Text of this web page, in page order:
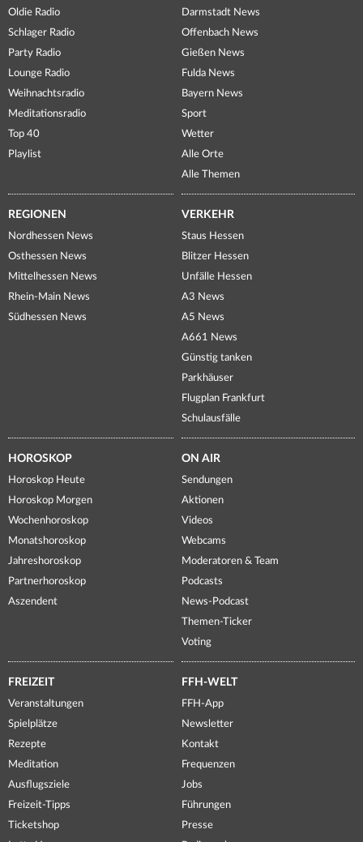
Oldie Radio
Schlager Radio
Party Radio
Lounge Radio
Weihnachtsradio
Meditationsradio
Top 40
Playlist
Darmstadt News
Offenbach News
Gießen News
Fulda News
Bayern News
Sport
Wetter
Alle Orte
Alle Themen
REGIONEN
Nordhessen News
Osthessen News
Mittelhessen News
Rhein-Main News
Südhessen News
VERKEHR
Staus Hessen
Blitzer Hessen
Unfälle Hessen
A3 News
A5 News
A661 News
Günstig tanken
Parkhäuser
Flugplan Frankfurt
Schulausfälle
HOROSKOP
Horoskop Heute
Horoskop Morgen
Wochenhoroskop
Monatshoroskop
Jahreshoroskop
Partnerhoroskop
Aszendent
ON AIR
Sendungen
Aktionen
Videos
Webcams
Moderatoren & Team
Podcasts
News-Podcast
Themen-Ticker
Voting
FREIZEIT
Veranstaltungen
Spielplätze
Rezepte
Meditation
Ausflugsziele
Freizeit-Tipps
Ticketshop
FFH-WELT
FFH-App
Newsletter
Kontakt
Frequenzen
Jobs
Führungen
Presse